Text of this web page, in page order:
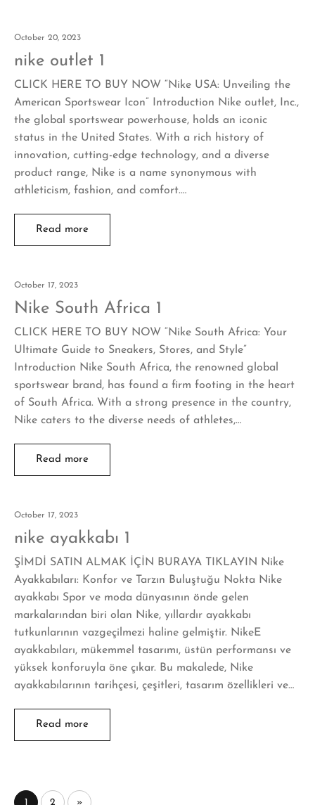
October 20, 2023
nike outlet 1
CLICK HERE TO BUY NOW “Nike USA: Unveiling the
American Sportswear Icon” Introduction Nike outlet, Inc.,
the global sportswear powerhouse, holds an iconic
status in the United States. With a rich history of
innovation, cutting-edge technology, and a diverse
product range, Nike is a name synonymous with
athleticism, fashion, and comfort.…
Read more
October 17, 2023
Nike South Africa 1
CLICK HERE TO BUY NOW “Nike South Africa: Your
Ultimate Guide to Sneakers, Stores, and Style”
Introduction Nike South Africa, the renowned global
sportswear brand, has found a firm footing in the heart
of South Africa. With a strong presence in the country,
Nike caters to the diverse needs of athletes,…
Read more
October 17, 2023
nike ayakkabı 1
ŞİMDİ SATIN ALMAK İÇİN BURAYA TIKLAYIN Nike
Ayakkabıları: Konfor ve Tarzın Buluştuğu Nokta Nike
ayakkabı Spor ve moda dünyasının önde gelen
markalarından biri olan Nike, yıllardır ayakkabı
tutkunlarının vazgeçilmezi haline gelmiştir. NikeE
ayakkabıları, mükemmel tasarımı, üstün performansı ve
yüksek konforuyla öne çıkar. Bu makalede, Nike
ayakkabılarının tarihçesi, çeşitleri, tasarım özellikleri ve…
Read more
1 2 »